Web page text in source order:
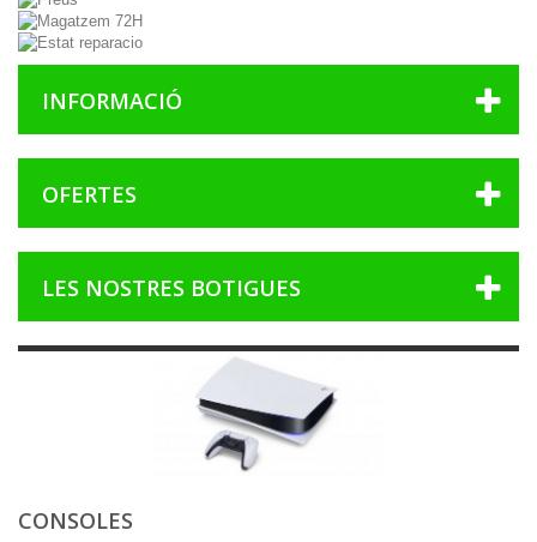
INFORMACIÓ
OFERTES
LES NOSTRES BOTIGUES
CONSOLES